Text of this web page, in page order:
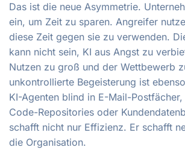
Das ist die neue Asymmetrie.
ein, um Zeit zu sparen. Angreifer
diese Zeit gegen sie zu verwenden.
kann nicht sein, KI aus Angst zu
Nutzen zu groß und der Wettbewerb
unkontrollierte Begeisterung ist
KI-Agenten blind in E-Mail-
Code-Repositories oder
schafft nicht nur Effizienz. Er schafft
die Organisation.